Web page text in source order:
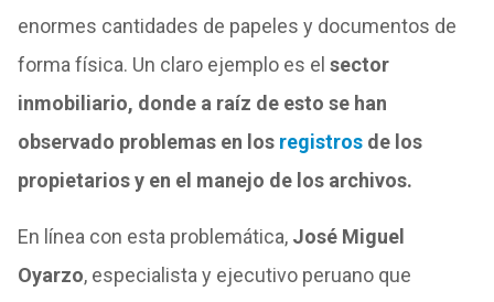
enormes cantidades de papeles y documentos de
forma física. Un claro ejemplo es el sector
inmobiliario, donde a raíz de esto se han
observado problemas en los registrosde los
propietarios y en el manejo de los archivos.
En línea con esta problemática, José Miguel
Oyarzo, especialista y ejecutivo peruano que